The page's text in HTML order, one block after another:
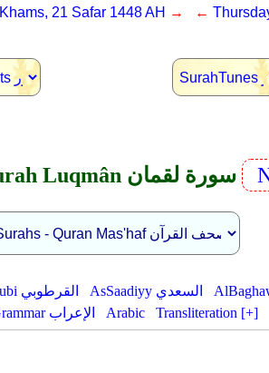
Khams, 21 Safar 1448 AH → ←
31. Surah Luqmân سورة لقمان
AlQurtubi القرطوبي AsSaadiyy السعدي
Grammar الإعراب Arabic Transliteration [+]